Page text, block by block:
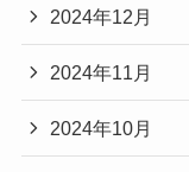
2024年12月
2024年11月
2024年10月